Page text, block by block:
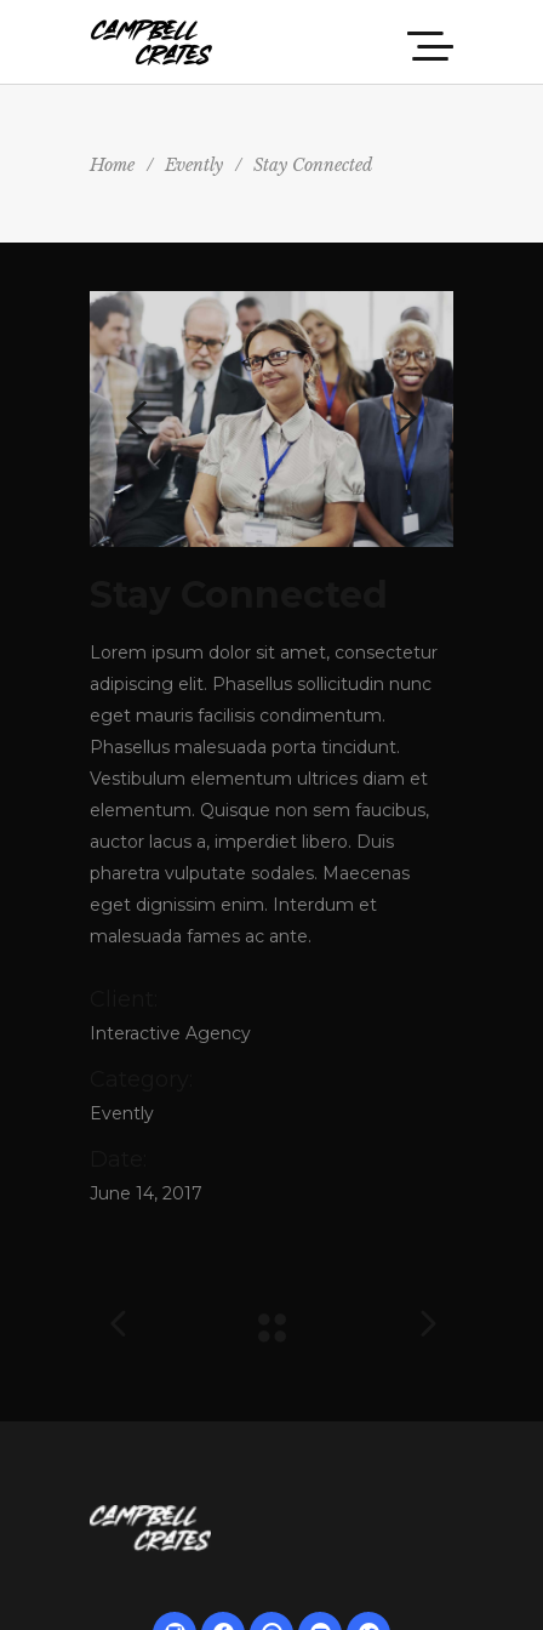
Home / Evently / Stay Connected
Lorem ipsum dolor sit amet, consectetur
adipiscing elit. Phasellus sollicitudin nunc
eget mauris facilisis condimentum.
Phasellus malesuada porta tincidunt.
Vestibulum elementum ultrices diam et
elementum. Quisque non sem faucibus,
auctor lacus a, imperdiet libero. Duis
pharetra vulputate sodales. Maecenas
eget dignissim enim. Interdum et
malesuada fames ac ante.
Interactive Agency
Evently
June 14, 2017